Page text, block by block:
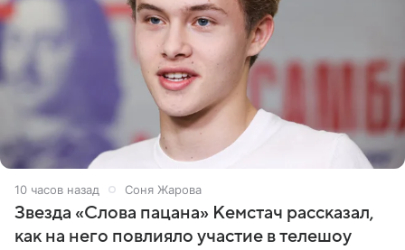
10 часов назад Соня Жарова
Звезда «Слова пацана» Кемстач рассказал,
как на него повлияло участие в телешоу